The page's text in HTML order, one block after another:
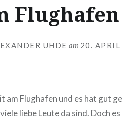
Flughafen
UHDE am 20.
am Flughafen und es hat gut
liebe Leute da sind. Doch